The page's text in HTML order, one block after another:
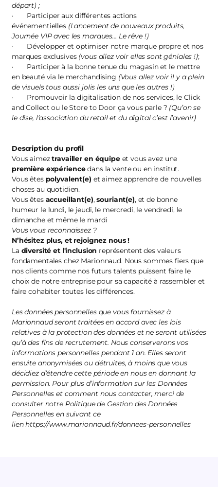
départ) ;
· Participer aux différentes actions
événementielles (Lancement de nouveaux produits,
Journée VIP avec les marques… Le rêve !)
· Développer et optimiser notre marque propre et nos
marques exclusives (vous allez voir elles sont géniales !);
· Participer à la bonne tenue du magasin et le mettre
en beauté via le merchandising (Vous allez voir il y a plein
de visuels tous aussi jolis les uns que les autres !)
· Promouvoir la digitalisation de nos services, le Click
and Collect ou le Store to Door ça vous parle ? (Qu’on se
le dise, l’association du retail et du digital c’est l’avenir)
Description du profil
Vous aimeztravailler en équipe et vous avez une
première expériencedans la vente ou en institut.
Vous êtes polyvalent(e) et aimez apprendre de nouvelles
choses au quotidien.
Vous êtes accueillant(e),souriant(e), et de bonne
humeur le lundi, le jeudi, le mercredi, le vendredi, le
dimanche et même le mardi
Vous vous reconnaissez ?
N’hésitez plus, et rejoignez nous!
La diversité et l'inclusion représentent des valeurs
fondamentales chez Marionnaud. Nous sommes fiers que
nos clients comme nos futurs talents puissent faire le
choix de notre entreprise pour sa capacité à rassembler et
faire cohabiter toutes les différences.
Les données personnelles que vous fournissez à
Marionnaud seront traitées en accord avec les lois
relatives à la protection des données et ne seront utilisées
qu’à des fins de recrutement. Nous conserverons vos
informations personnelles pendant 1 an. Elles seront
ensuite anonymisées ou détruites, à moins que vous
décidiez d’étendre cette période en nous en donnant la
permission. Pour plus d’information sur les Données
Personnelles et comment nous contacter, merci de
consulter notre Politique de Gestion des Données
Personnelles en suivant ce
lien https://www.marionnaud.fr/donnees-personnelles